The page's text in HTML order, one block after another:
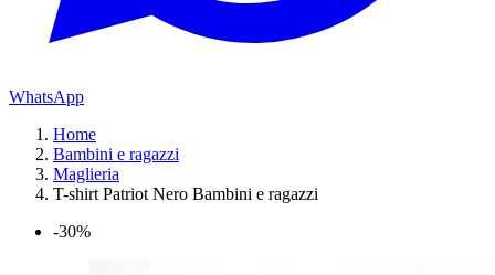
WhatsApp
Home
Bambini e ragazzi
Maglieria
T-shirt Patriot Nero Bambini e ragazzi
-30%